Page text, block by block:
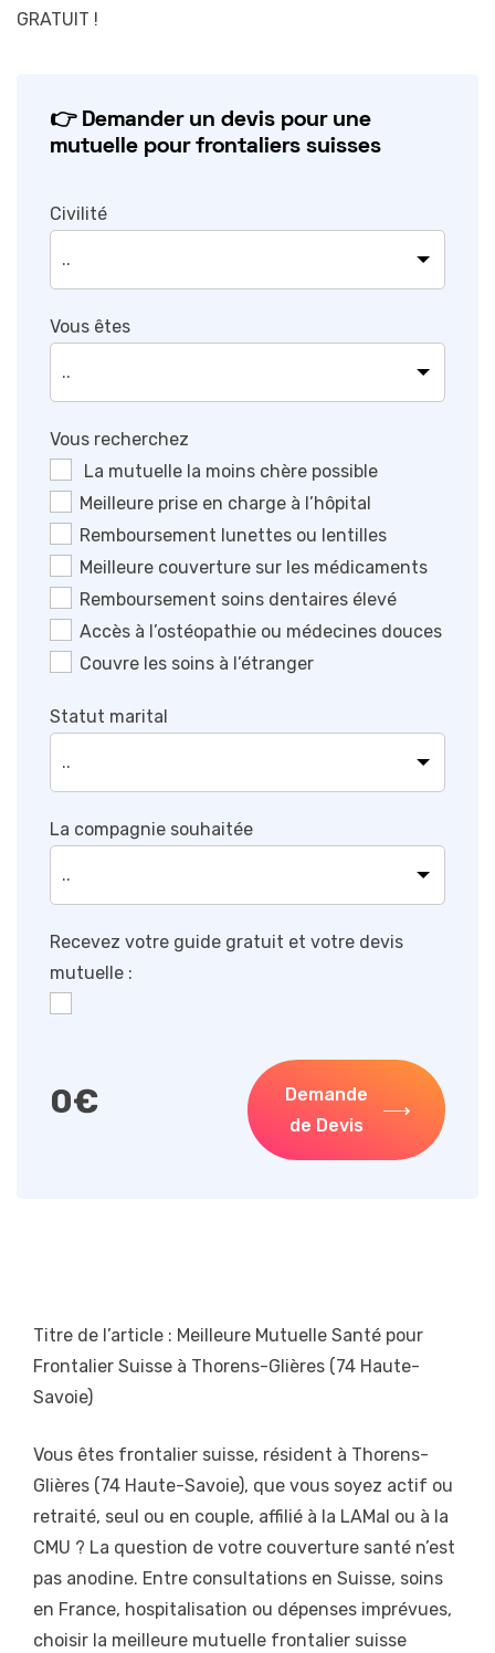
GRATUIT !
👉 Demander un devis pour une
mutuelle pour frontaliers suisses
Civilité
Vous êtes
Vous recherchez
La mutuelle la moins chère possible
Meilleure prise en charge à l’hôpital
Remboursement lunettes ou lentilles
Meilleure couverture sur les médicaments
Remboursement soins dentaires élevé
Accès à l’ostéopathie ou médecines douces
Couvre les soins à l’étranger
Statut marital
La compagnie souhaitée
Recevez votre guide gratuit et votre devis
mutuelle :
0€
Demande
de Devis
Titre de l’article : Meilleure Mutuelle Santé pour
Frontalier Suisse à Thorens-Glières (74 Haute-
Savoie)
Vous êtes frontalier suisse, résident à Thorens-
Glières (74 Haute-Savoie), que vous soyez actif ou
retraité, seul ou en couple, affilié à la LAMal ou à la
CMU ? La question de votre couverture santé n’est
pas anodine. Entre consultations en Suisse, soins
en France, hospitalisation ou dépenses imprévues,
choisir la meilleure mutuelle frontalier suisse